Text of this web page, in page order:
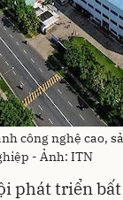
công nghệ cao,
- Ảnh: ITN
phát triển